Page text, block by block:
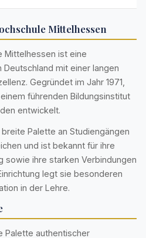
Mittelhessen
Mittelhessen ist eine
mit einer langen
Gegründet im Jahr 1971,
führenden Bildungsinstitut
entwickelt.
Palette an Studiengängen
und ist bekannt für ihre
sowie ihre starken Verbindungen
legt sie besonderen
in der Lehre.
Palette authentischer